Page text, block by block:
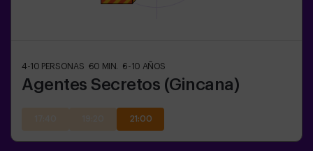
4-10 PERSONAS 60 MIN. 6-10 AÑOS
Agentes Secretos (Gincana)
21:00